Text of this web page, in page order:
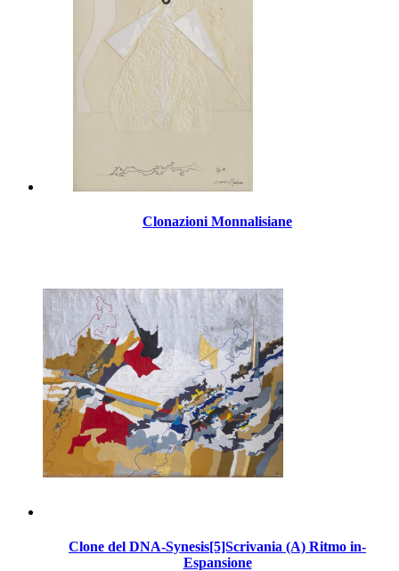
Clonazioni Monnalisiane
Clone del DNA-Synesis[5]Scrivania (A) Ritmo in-
Espansione